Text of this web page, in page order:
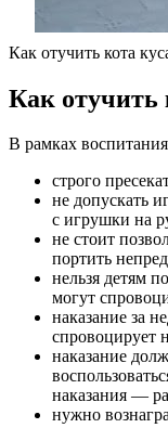
Как отучить кота
Как отучить
В рамках
строго
не допускать
с игрушки на
не стоит
портить
нельзя детям
могут
наказание за
спровоцирует
наказание
наказания —
нужно